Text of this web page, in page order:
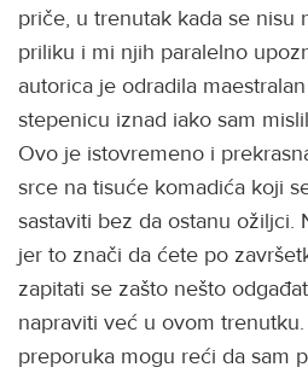
priče, u trenutak kada se nisu
priliku i mi njih paralelno
autorica je odradila
stepenicu iznad iako sam
Ovo je istovremeno i
srce na tisuće komadića koji
sastaviti bez da ostanu ožiljci.
jer to znači da ćete po
zapitati se zašto nešto
napraviti već u ovom
preporuka mogu reći da sam